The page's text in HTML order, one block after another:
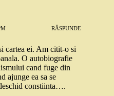
RĂSPUNDE
cartea ei. Am citit-o si
O autobiografie
cand fuge din
ajunge ea sa se
constiinta….